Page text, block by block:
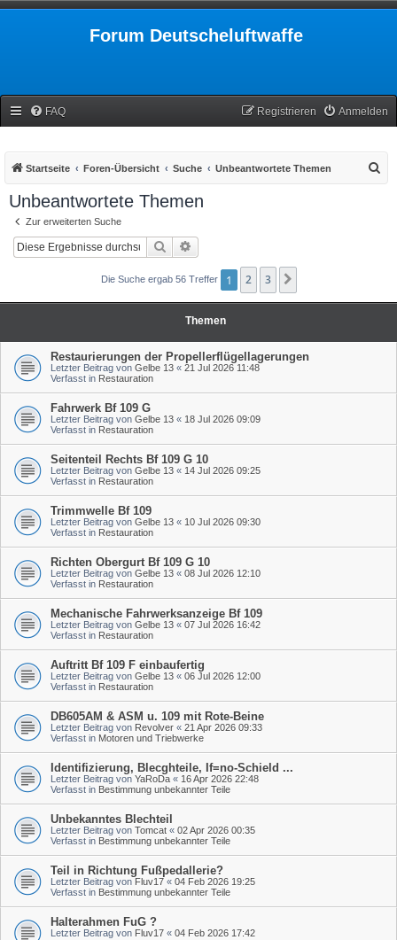
Forum Deutscheluftwaffe
FAQ Anmelden
Registrieren
Startseite Foren-Übersicht Suche Unbeantwortete Themen
Unbeantwortete Themen
Zur erweiterten Suche
Suche
Die Suche ergab 56 Treffer 1 2 3
Themen
Restaurierungen der Propellerflügellagerungen
Letzter Beitrag von Gelbe 13 « 21 Jul 2026 11:48
Verfasst in Restauration
Fahrwerk Bf 109 G
Letzter Beitrag von Gelbe 13 « 18 Jul 2026 09:09
Verfasst in Restauration
Seitenteil Rechts Bf 109 G 10
Letzter Beitrag von Gelbe 13 « 14 Jul 2026 09:25
Verfasst in Restauration
Trimmwelle Bf 109
Letzter Beitrag von Gelbe 13 « 10 Jul 2026 09:30
Verfasst in Restauration
Richten Obergurt Bf 109 G 10
Letzter Beitrag von Gelbe 13 « 08 Jul 2026 12:10
Verfasst in Restauration
Mechanische Fahrwerksanzeige Bf 109
Letzter Beitrag von Gelbe 13 « 07 Jul 2026 16:42
Verfasst in Restauration
Auftritt Bf 109 F einbaufertig
Letzter Beitrag von Gelbe 13 « 06 Jul 2026 12:00
Verfasst in Restauration
DB605AM & ASM u. 109 mit Rote-Beine
Letzter Beitrag von Revolver « 21 Apr 2026 09:33
Verfasst in Motoren und Triebwerke
Identifizierung, Blecghteile, If=no-Schield ...
Letzter Beitrag von YaRoDa « 16 Apr 2026 22:48
Verfasst in Bestimmung unbekannter Teile
Unbekanntes Blechteil
Letzter Beitrag von Tomcat « 02 Apr 2026 00:35
Verfasst in Bestimmung unbekannter Teile
Teil in Richtung Fußpedallerie?
Letzter Beitrag von Fluv17 « 04 Feb 2026 19:25
Verfasst in Bestimmung unbekannter Teile
Halterahmen FuG ?
Letzter Beitrag von Fluv17 « 04 Feb 2026 17:42